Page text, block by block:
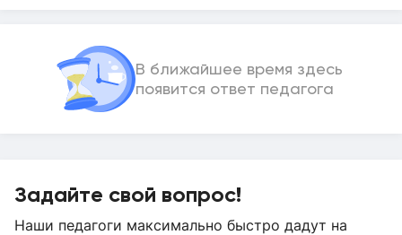
В ближайшее время здесь
появится ответ педагога
Задайте свой вопрос!
Наши педагоги максимально быстро дадут на